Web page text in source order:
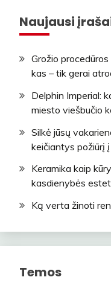
Naujausi
Grožio
kas – tik gerai
Delphin Imperial:
miesto viešbučio
Silkė jūsų
keičiantys požiūrį
Keramika kaip
kasdienybės
Ką verta žinoti
Temos